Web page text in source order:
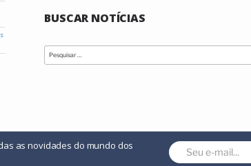
BUSCAR NOTÍCIAS
por:
as novidades do mundo dos